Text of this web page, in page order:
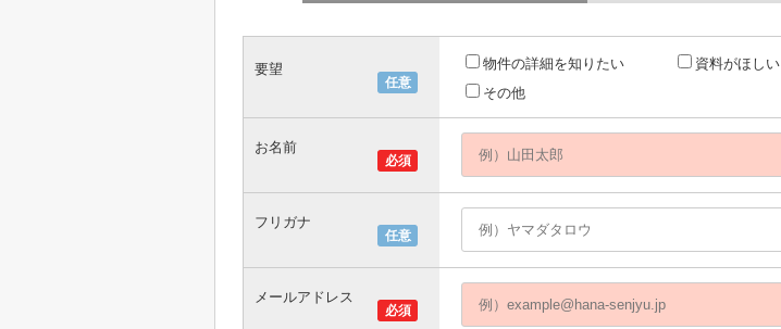
任意
要望 物件の詳細を知りたい 資料がほしい
その他
必須
お名前
任意
フリガナ
必須
メールアドレス